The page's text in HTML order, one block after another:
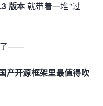
版本 就带着一堆"过
了——
产开源框架里最值得吹